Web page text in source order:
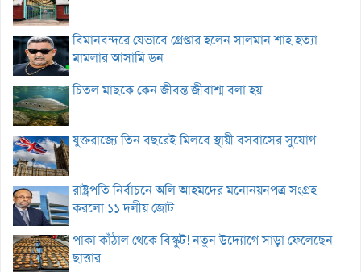
বিমানবন্দরে যেভাবে গ্রেপ্তার হলেন সালমান শাহ হত্যা
মামলার আসামি ডন
চিতল মাছকে কেন জীবন্ত জীবাশ্ম বলা হয়
যুক্তরাজ্যে তিন বছরেই মিলবে স্থায়ী বসবাসের সুযোগ
রাষ্ট্রপতি নির্বাচনে অলি আহমদের মনোনয়নপত্র সংগ্রহ
করলো ১১ দলীয় জোট
পাকা কাঁঠাল থেকে বিস্কুট! নতুন উদ্যোগে সাড়া ফেলেছেন
ছাত্তার